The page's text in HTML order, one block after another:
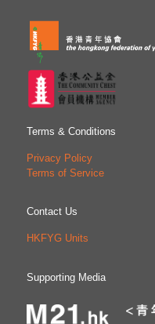
Terms & Conditions
Privacy Policy
Terms of Service
Contact Us
HKFYG Units
Supporting Media